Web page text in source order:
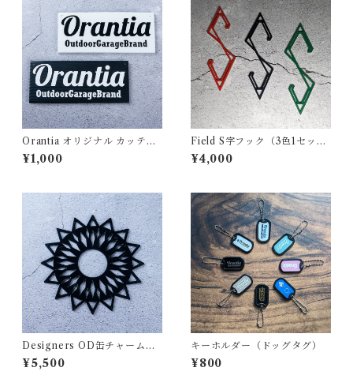
Orantia オリジナル カッティ
ングステッカー
¥1,000
Field S字フック（3色1セッ
ト）
¥4,000
Designers OD缶チャーム
（黒…KURO）
¥5,500
キーホルダー（ドッグタグ）
¥800